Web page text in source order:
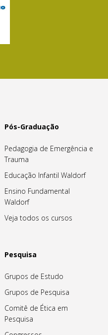
Pós-Graduação
Pedagogia de Emergência e
Trauma
Educação Infantil Waldorf
Ensino Fundamental
Waldorf
Veja todos os cursos
Pesquisa
Grupos de Estudo
Grupos de Pesquisa
Comitê de Ética em
Pesquisa